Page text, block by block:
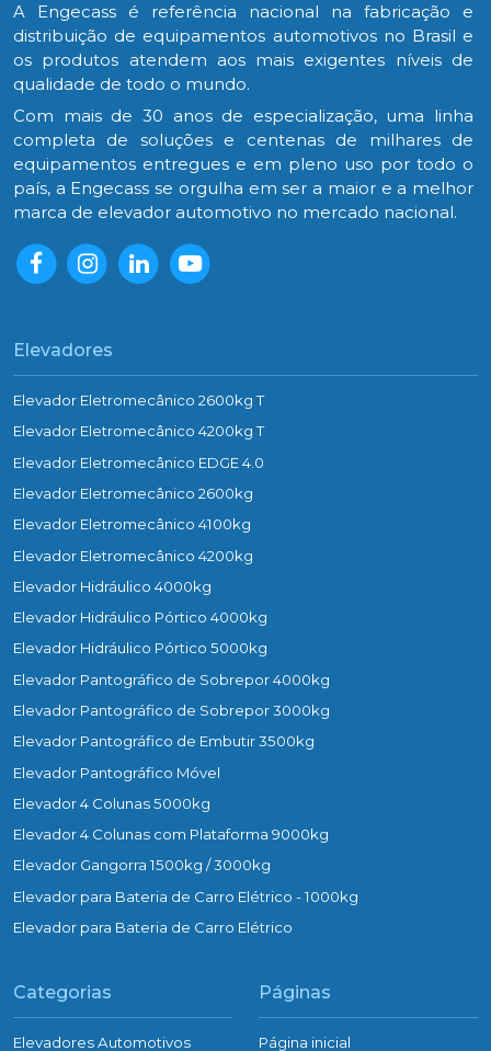
A Engecass é referência nacional na fabricação e
distribuição de equipamentos automotivos no Brasil e
os produtos atendem aos mais exigentes níveis de
qualidade de todo o mundo.
Com mais de 30 anos de especialização, uma linha
completa de soluções e centenas de milhares de
equipamentos entregues e em pleno uso por todo o
país, a Engecass se orgulha em ser a maior e a melhor
marca de elevador automotivo no mercado nacional.
Elevadores
Elevador Eletromecânico 2600kg T
Elevador Eletromecânico 4200kg T
Elevador Eletromecânico EDGE 4.0
Elevador Eletromecânico 2600kg
Elevador Eletromecânico 4100kg
Elevador Eletromecânico 4200kg
Elevador Hidráulico 4000kg
Elevador Hidráulico Pórtico 4000kg
Elevador Hidráulico Pórtico 5000kg
Elevador Pantográfico de Sobrepor 4000kg
Elevador Pantográfico de Sobrepor 3000kg
Elevador Pantográfico de Embutir 3500kg
Elevador Pantográfico Móvel
Elevador 4 Colunas 5000kg
Elevador 4 Colunas com Plataforma 9000kg
Elevador Gangorra 1500kg / 3000kg
Elevador para Bateria de Carro Elétrico - 1000kg
Elevador para Bateria de Carro Elétrico
Categorias
Elevadores Automotivos
Páginas
Página inicial